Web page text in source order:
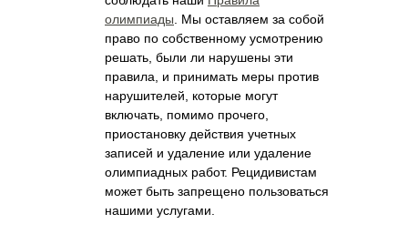
олимпиады . Мы оставляем за собой
право по собственному усмотрению
решать, были ли нарушены эти
правила, и принимать меры против
нарушителей, которые могут
включать, помимо прочего,
приостановку действия учетных
записей и удаление или удаление
олимпиадных работ. Рецидивистам
может быть запрещено пользоваться
нашими услугами.